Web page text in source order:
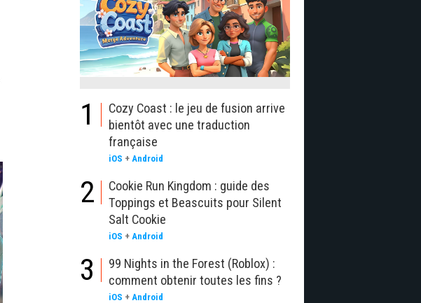
1
Cozy Coast : le jeu de fusion arrive
bientôt avec une traduction
française
iOS + Android
2
Cookie Run Kingdom : guide des
Toppings et Beascuits pour Silent
Salt Cookie
iOS + Android
3
99 Nights in the Forest (Roblox) :
comment obtenir toutes les fins ?
iOS + Android